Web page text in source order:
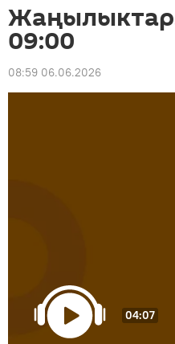
09:00
08:59 06.06.2026
04:07